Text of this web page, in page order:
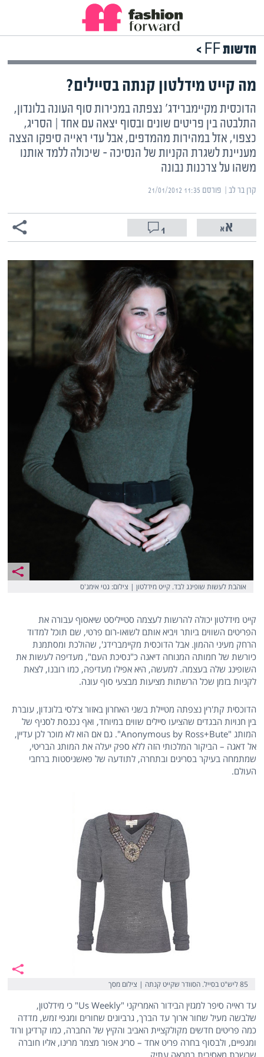
חדשות FF >
מה קייט מידלטון קנתה בסיילים?
הדוכסית מקיימברידג' נצפתה במכירות סוף העונה בלונדון,
התלבטה בין פריטים שונים ובסוף יצאה עם אחד | הסריג,
כצפוי, אזל במהירות מהמדפים, אבל עדי ראייה סיפקו הצצה
מעניינת לשגרת הקניות של הנסיכה – שיכולה ללמד אותנו
משהו על צרכנות נבונה
קרן בר לב | ‏פורסם ‎21/01/2012 11:35
1
אוהבת לעשות שופינג לבד. קייט מידלטון | צילום: גטי אימג'ס
קייט מידלטון יכולה להרשות לעצמה סטייליסט שיאסוף עבורה את
הפריטים השווים ביותר ויביא אותם לשואו-רום פרטי, שם תוכל למדוד
הרחק מעיני ההמון. אבל הדוכסית מקיימברידג', שהולכת ומסתמנת
כיורשת של חמותה המנוחה דיאנה כ"נסיכת העם", מעדיפה לעשות את
השופינג שלה בעצמה. למעשה, היא אפילו מעדיפה, כמו רובנו, לצאת
לקניות בזמן שכל הרשתות מציעות מבצעי סוף עונה.
הדוכסית קת'רין נצפתה מטיילת בשני האחרון באזור צ'לסי בלונדון, עוברת
בין חנויות הבגדים שהציעו סיילים שווים במיוחד, ואף נכנסת לסניף של
המותג "Anonymous by Ross+Bute". גם אם הוא לא מוכר לכן עדיין,
אל דאגה – הביקור המלכותי הזה ללא ספק יעלה את המותג הבריטי,
שמתמחה בעיקר בסריגים ובתחרה, לתודעה של פאשניסטות ברחבי
העולם.
85 ליש"ט בסייל. הסוודר שקייט קנתה | צילום מסך
עד ראייה סיפר למגזין הבידור האמריקני "Us Weekly" כי מידלטון,
שלבשה מעיל שחור ארוך עד הברך, גרביונים שחורים ומגפי זמש, מדדה
כמה פריטים חדשים מקולקציית האביב והקיץ של החברה, כמו קרדיגן ורוד
ומגפיים, ולבסוף בחרה פריט אחד – סריג אפור מצמר מרינו, אליו חוברה